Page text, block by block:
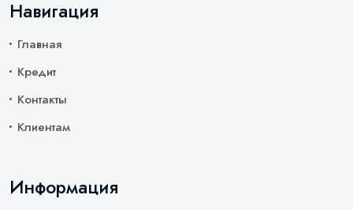
Навигация
Главная
Кредит
Контакты
Клиентам
Информация